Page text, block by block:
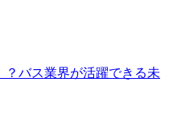
バス業界が活躍できる未